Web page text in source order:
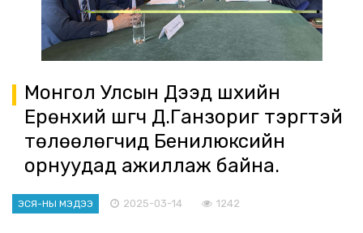
Монгол Улсын Дээд шүүхийн
Ерөнхий шүүгч Д.Ганзориг тэргүүтэй
төлөөлөгчид Бенилюксийн
орнуудад ажиллаж байна.
ЭСЯ-НЫ МЭДЭЭ 2025-03-14 1242